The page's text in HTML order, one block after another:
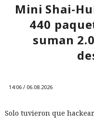
Mini Shai-
440
suman
14:06 / 06.08.2026
Solo tuvieron que